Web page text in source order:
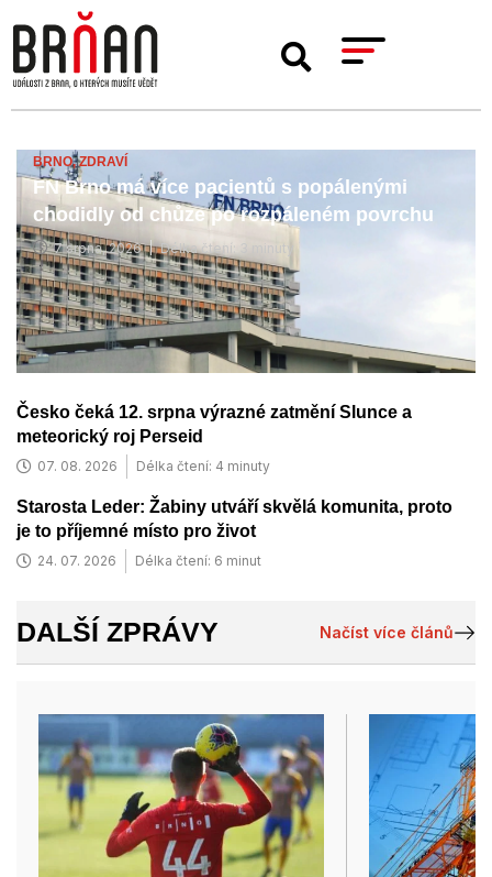
BRNO,ZDRAVÍ
FN Brno má více pacientů s popálenými
chodidly od chůze po rozpáleném povrchu
7 srpna, 2026 Délka čtení: 3 minuty
Česko čeká 12. srpna výrazné zatmění Slunce a
meteorický roj Perseid
07. 08. 2026 Délka čtení: 4 minuty
Starosta Leder: Žabiny utváří skvělá komunita, proto
je to příjemné místo pro život
24. 07. 2026 Délka čtení: 6 minut
DALŠÍ ZPRÁVY Načíst více článů